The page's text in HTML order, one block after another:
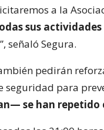
a la
sus
señaló Segura.
pedirán
seguridad para
se han repetido